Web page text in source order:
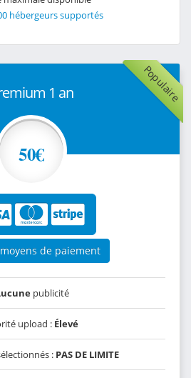
hébergeurs supportés
Populaire
1 an
50€
de paiement
publicité
upload : Élevé
: PAS DE LIMITE